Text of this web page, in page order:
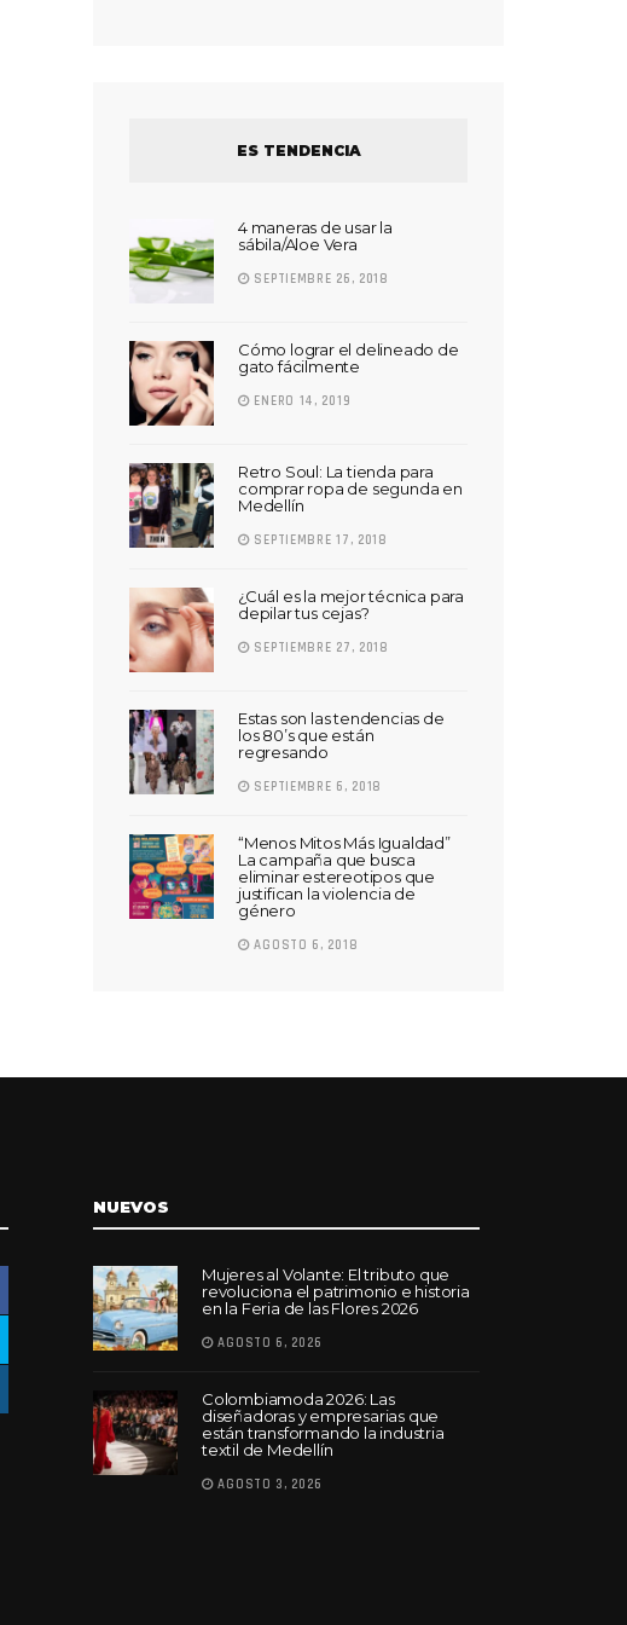
ES TENDENCIA
4 maneras de usar la
sábila/Aloe Vera
SEPTIEMBRE 26, 2018
Cómo lograr el delineado de
gato fácilmente
ENERO 14, 2019
Retro Soul: La tienda para
comprar ropa de segunda en
Medellín
SEPTIEMBRE 17, 2018
¿Cuál es la mejor técnica para
depilar tus cejas?
SEPTIEMBRE 27, 2018
Estas son las tendencias de
los 80’s que están
regresando
SEPTIEMBRE 6, 2018
“Menos Mitos Más Igualdad”
La campaña que busca
eliminar estereotipos que
justifican la violencia de
género
AGOSTO 6, 2018
NUEVOS
Mujeres al Volante: El tributo que
revoluciona el patrimonio e historia
en la Feria de las Flores 2026
AGOSTO 6, 2026
Colombiamoda 2026: Las
diseñadoras y empresarias que
están transformando la industria
textil de Medellín
AGOSTO 3, 2026